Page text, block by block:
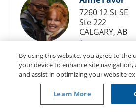
7260 12 St SE
Ste 222
CALGARY, AB
403-212-
Infos
Obtenir
l'itinéraire
By using this website, you agree to the
your device to enhance site navigation,
and assist in optimizing your website
Learn More